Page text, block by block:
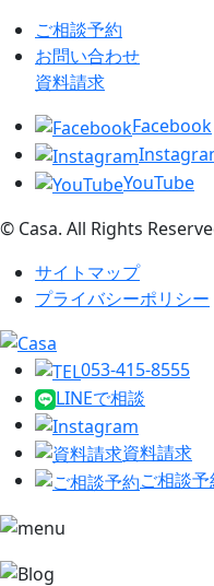
ご相談予約
お問い合わせ
資料請求
Facebook
YouTube
© Casa. All Rights
サイトマップ
プライバシーポリシー
053-415-8555
LINEで相談
資料請求
ご相談予